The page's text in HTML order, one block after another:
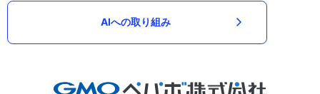
AIへの取り組み